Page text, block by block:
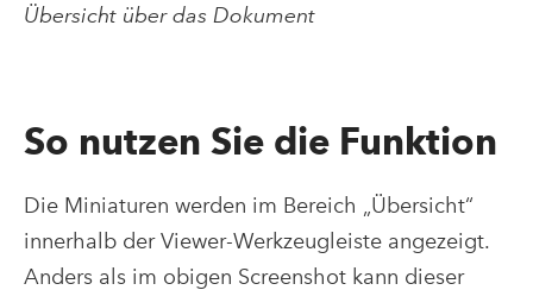
Übersicht über das Dokument
So nutzen Sie die Funktion
Die Miniaturen werden im Bereich „Übersicht“
innerhalb der Viewer-Werkzeugleiste angezeigt.
Anders als im obigen Screenshot kann dieser